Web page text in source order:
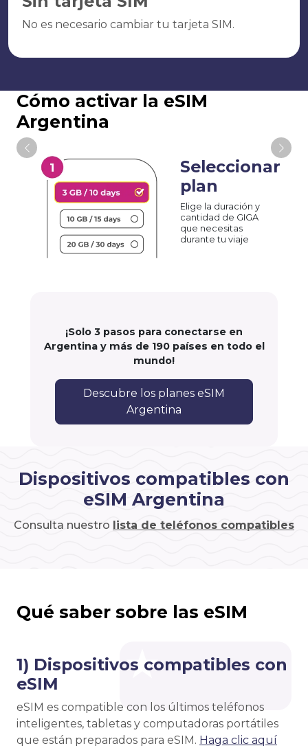
No es necesario cambiar tu tarjeta SIM.
Cómo activar la eSIM
Argentina
Seleccionar
plan
Elige la duración y
cantidad de GIGA
que necesitas
durante tu viaje
¡Solo 3 pasos para conectarse en
Argentina y más de 190 países en todo el
mundo!
Descubre los planes eSIM
Argentina
Dispositivos compatibles con
eSIM Argentina
Consulta nuestro lista de teléfonos compatibles
Qué saber sobre las eSIM
1) Dispositivos compatibles con
eSIM
eSIM es compatible con los últimos teléfonos
inteligentes, tabletas y computadoras portátiles
que están preparados para eSIM. Haga clic aquí